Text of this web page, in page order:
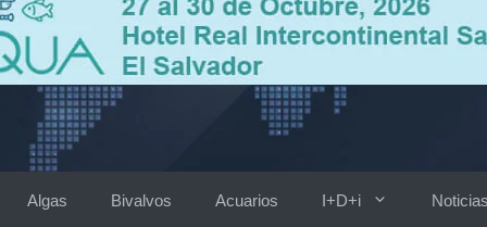
Algas Bivalvos Acuarios I+D+i